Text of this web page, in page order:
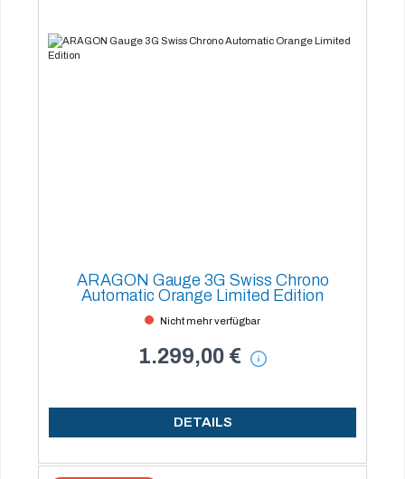
ARAGON Gauge 3G Swiss Chrono
Automatic Orange Limited Edition
Nicht mehr verfügbar
1.299,00 €
DETAILS